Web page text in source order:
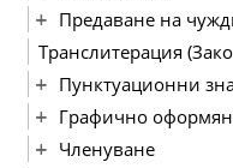
Предаване на
Транслитерация
Пунктуационни
Графично
Членуване